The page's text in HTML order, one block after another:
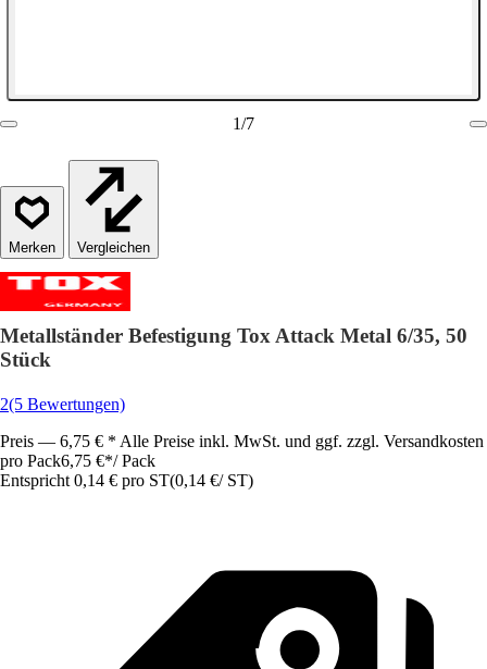
1/7
Vergleichen
Metallständer Befestigung Tox Attack Metal 6/35, 50
Stück
2(5 Bewertungen)
Preis — 6,75 € * Alle Preise inkl. MwSt. und ggf. zzgl. Versandkosten
pro Pack6,75 €*/ Pack
Entspricht 0,14 € pro ST(0,14 €/ ST)